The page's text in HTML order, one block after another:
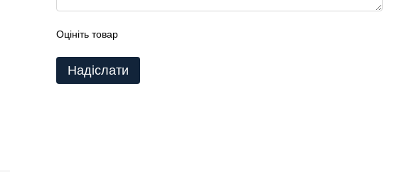
Оцініть товар
Надіслати